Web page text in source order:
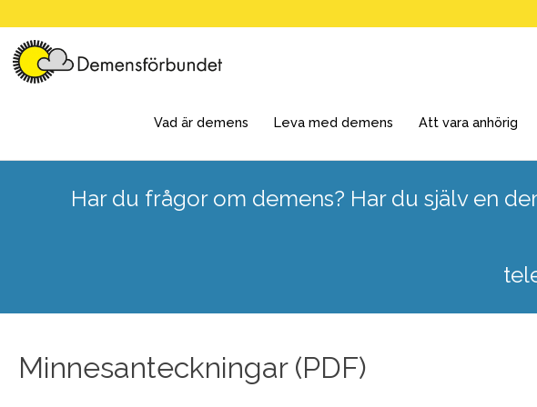
to
content
Vad är demens Leva med demens Att vara anhörig
Har du frågor om demens? Har du själv en
Minnesanteckningar (PDF)